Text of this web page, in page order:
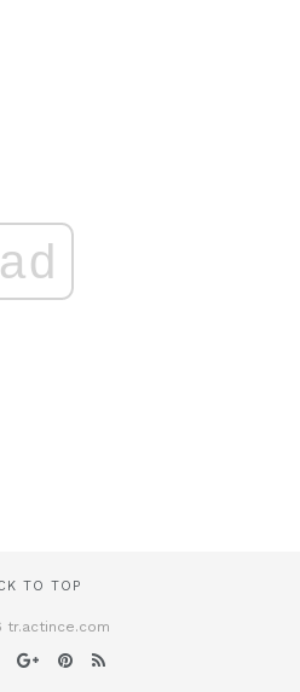
ad
TO TOP
tr.actince.com